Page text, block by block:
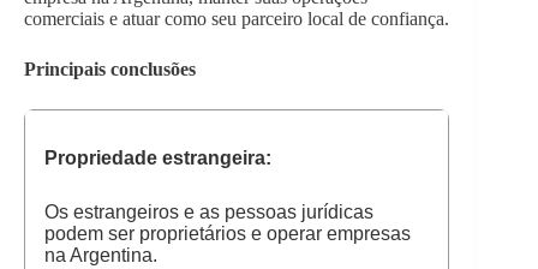
comerciais e atuar como seu parceiro local de confiança.
Principais conclusões
Propriedade estrangeira:
Os estrangeiros e as pessoas jurídicas
podem ser proprietários e operar empresas
na Argentina.